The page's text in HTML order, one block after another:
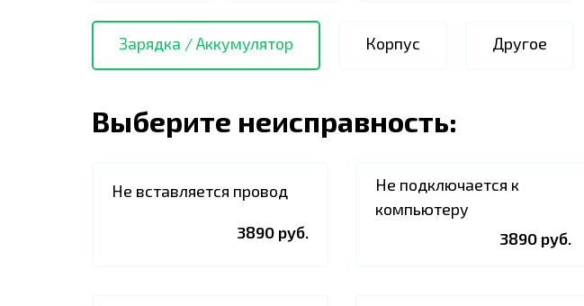
Зарядка / Аккумулятор Корпус Другое
Выберите неисправность:
Не вставляется провод
3890 руб.
Не подключается к
компьютеру
3890 руб.